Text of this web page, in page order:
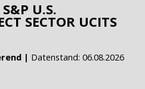
U.S.
SECTOR UCITS
| Datenstand: 06.08.2026